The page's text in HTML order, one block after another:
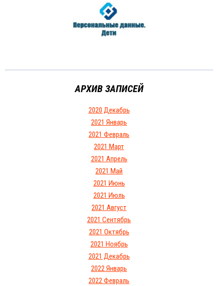
АРХИВ ЗАПИСЕЙ
2020 Декабрь
2021 Январь
2021 Февраль
2021 Март
2021 Апрель
2021 Май
2021 Июнь
2021 Июль
2021 Август
2021 Сентябрь
2021 Октябрь
2021 Ноябрь
2021 Декабрь
2022 Январь
2022 Февраль